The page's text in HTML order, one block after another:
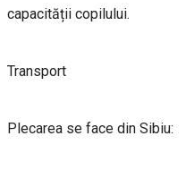
capacității copilului.
Transport
Plecarea se face din Sibiu: